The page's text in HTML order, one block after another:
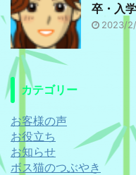
卒・入
2023/
カテゴリー
お客様の声
お役立ち
お知らせ
ボス猫のつぶやき